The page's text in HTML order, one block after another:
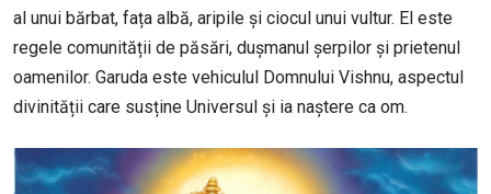
al unui bărbat, fața albă, aripile și ciocul unui vultur. El este
regele comunității de păsări, dușmanul șerpilor și prietenul
oamenilor. Garuda este vehiculul Domnului Vishnu, aspectul
divinității care susține Universul și ia naștere ca om.
Image